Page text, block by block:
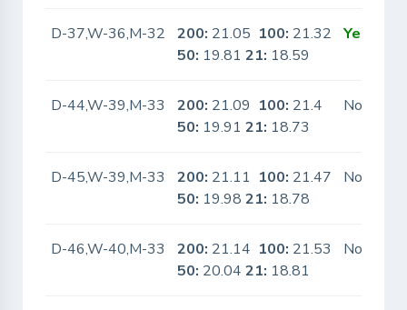
D-37,W-36,M-32 200: 21.05 100: 21.32
50: 19.8121: 18.59
Yes
D-44,W-39,M-33 200: 21.09 100: 21.4
50: 19.9121: 18.73
No
D-45,W-39,M-33 200: 21.11 100: 21.47
50: 19.9821: 18.78
No
D-46,W-40,M-33 200: 21.14 100: 21.53
50: 20.0421: 18.81
No